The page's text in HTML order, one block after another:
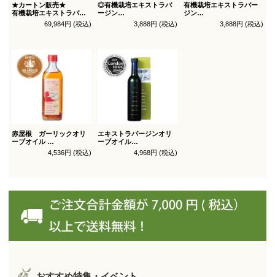
★カートン販売★
有機栽培エキストラバー
オリーブオイル ブレンド
69,984円 (税込)
◎有機栽培エキストラバ
ージン
オリーブオイル ブレンド
3,888円 (税込)
有機栽培エキストラバー
ジン
オリーブオイル シングル
3,888円 (税込)
赤屋根 ガーリックオリ
ーブオイル
4,536円 (税込)
エキストラバージンオリ
ーブオイル
トルトサ 450g 1本箱入
（スペイン自社農園産）
4,968円 (税込)